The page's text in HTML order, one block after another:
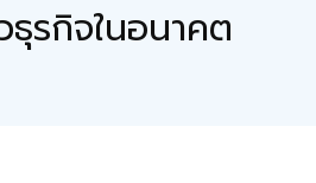
รกิจในอนาคต